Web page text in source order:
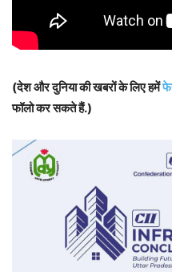
(देश और दुनिया की खबरों के लिए हमें
फॉलो कर सकते हैं.)